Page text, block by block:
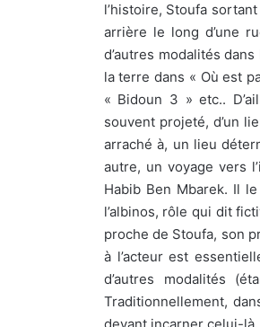
l’histoire, Stoufa
arrière le long d’une
d’autres modalités
la terre dans « Où est
« Bidoun 3 » etc..
souvent projeté, d’un
arraché à, un lieu
autre, un voyage vers
Habib Ben Mbarek. Il
l’albinos, rôle qui dit
proche de Stoufa, son
à l’acteur est
d’autres modalités
Traditionnellement,